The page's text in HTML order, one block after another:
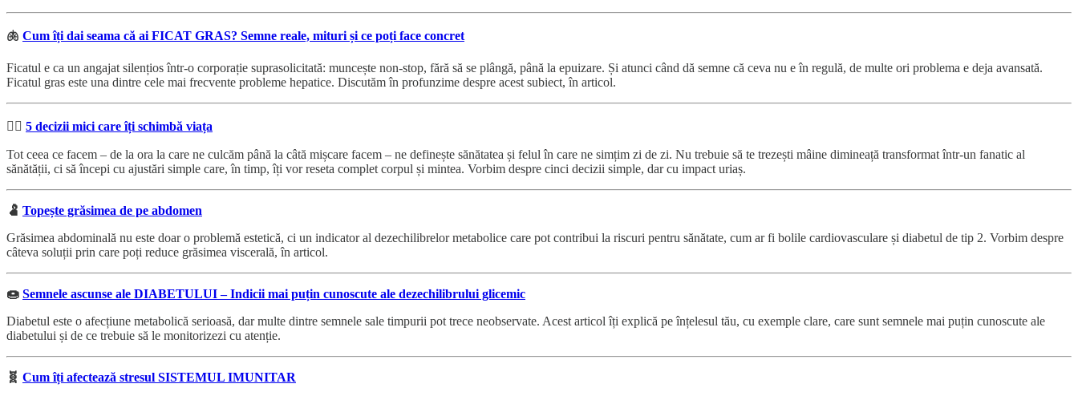
🫁 Cum îți dai seama că ai FICAT GRAS? Semne reale, mituri și ce poți face concret
Ficatul e ca un angajat silențios într-o corporație suprasolicitată: muncește non-stop, fără să se plângă, până la epuizare. Și atunci când dă semne că ceva nu e în regulă, de multe ori problema e deja avansată.
Ficatul gras este una dintre cele mai frecvente probleme hepatice. Discutăm în profunzime despre acest subiect, în articol.
☝🏻 5 decizii mici care îți schimbă viața
Tot ceea ce facem – de la ora la care ne culcăm până la câtă mișcare facem – ne definește sănătatea și felul în care ne simțim zi de zi. Nu trebuie să te trezești mâine dimineață transformat într-un fanatic al
sănătății, ci să începi cu ajustări simple care, în timp, îți vor reseta complet corpul și mintea. Vorbim despre cinci decizii simple, dar cu impact uriaș.
🫃 Topește grăsimea de pe abdomen
Grăsimea abdominală nu este doar o problemă estetică, ci un indicator al dezechilibrelor metabolice care pot contribui la riscuri pentru sănătate, cum ar fi bolile cardiovasculare și diabetul de tip 2. Vorbim despre
câteva soluții prin care poți reduce grăsimea viscerală, în articol.
🍩 Semnele ascunse ale DIABETULUI – Indicii mai puțin cunoscute ale dezechilibrului glicemic
Diabetul este o afecțiune metabolică serioasă, dar multe dintre semnele sale timpurii pot trece neobservate. Acest articol îți explică pe înțelesul tău, cu exemple clare, care sunt semnele mai puțin cunoscute ale
diabetului și de ce trebuie să le monitorizezi cu atenție.
🧬 Cum îți afectează stresul SISTEMUL IMUNITAR